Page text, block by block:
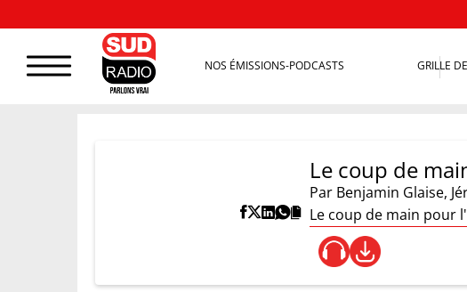
NOS ÉMISSIONS-PODCASTS GRILLE
Le coup de
Par Benjamin Glaise,
Le coup de main pour